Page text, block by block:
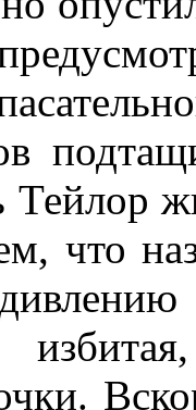
Тейлор
что